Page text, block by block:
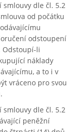
dle čl. 5.2
od počátku
odstoupení
Odstoupí-li
náklady
a to i v
vráceno pro svou
dle čl. 5.2
peněžní